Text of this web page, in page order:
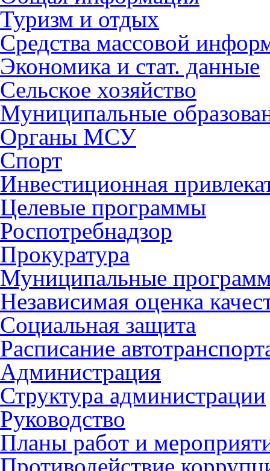
Туризм и отдых
Средства массовой
Экономика и стат. данные
Сельское хозяйство
Муниципальные
Органы МСУ
Спорт
Инвестиционная
Целевые программы
Роспотребнадзор
Прокуратура
Муниципальные
Независимая оценка
Социальная защита
Расписание
Администрация
Структура администрации
Руководство
Планы работ и